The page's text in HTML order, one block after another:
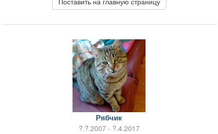
Рябчик
?.?.2007 - ?.4.2017